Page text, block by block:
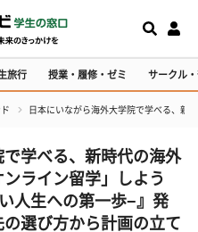
旅行 授業・履修・ゼミ サークル
日本にいながら海外大学院で学べる、新
学べる、新時代の海外
ライン留学」しよう
人生への第一歩−』発
選び方から計画の立て